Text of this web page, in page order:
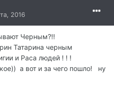
2016
Черным?!!
Татарина черным
и Раса людей ! ! !
а вот и за чего пошло! ну